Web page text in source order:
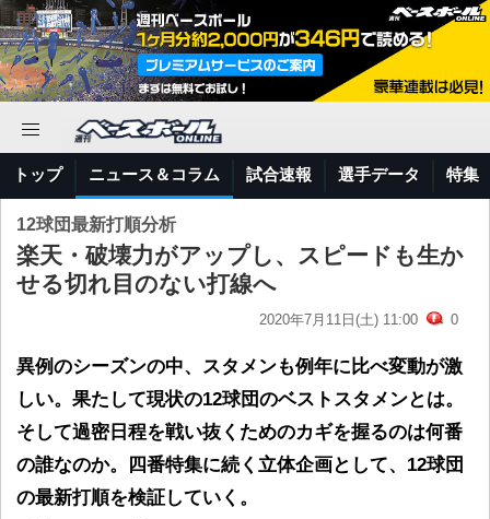
トップ ニュース＆コラム 試合速報 選手データ 特集
12球団最新打順分析
楽天・破壊力がアップし、スピードも生か
せる切れ目のない打線へ
2020年7月11日(土) 11:00 0
異例のシーズンの中、スタメンも例年に比べ変動が激
しい。果たして現状の12球団のベストスタメンとは。
そして過密日程を戦い抜くためのカギを握るのは何番
の誰なのか。四番特集に続く立体企画として、12球団
の最新打順を検証していく。